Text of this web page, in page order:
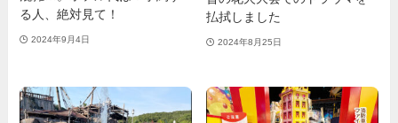
る人、絶対見て！
2024年9月4日
払拭しました
2024年8月25日